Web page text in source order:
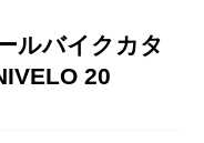
ルバイクカタ
20